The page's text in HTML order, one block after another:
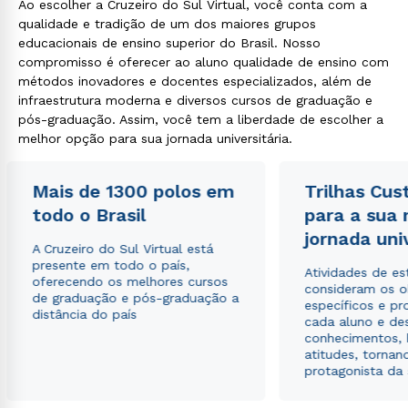
Ao escolher a Cruzeiro do Sul Virtual, você conta com a
qualidade e tradição de um dos maiores grupos
educacionais de ensino superior do Brasil. Nosso
compromisso é oferecer ao aluno qualidade de ensino com
métodos inovadores e docentes especializados, além de
infraestrutura moderna e diversos cursos de graduação e
pós-graduação. Assim, você tem a liberdade de escolher a
melhor opção para sua jornada universitária.
Mais de 1300 polos em
todo o Brasil
A Cruzeiro do Sul Virtual está
presente em todo o país,
oferecendo os melhores cursos
de graduação e pós-graduação a
distância do país
Trilhas
para a sua
jornada
Atividades de
consideram os
específicos e
cada aluno e
conhecimentos,
atitudes,
protagonista da
Rápido e fácil
WhatsApp
Estou de acordo com a Política de Privacidade.e
autorizo que meus dados sejam utilizados para o